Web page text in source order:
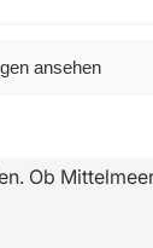
ansehen
Damit
Ob